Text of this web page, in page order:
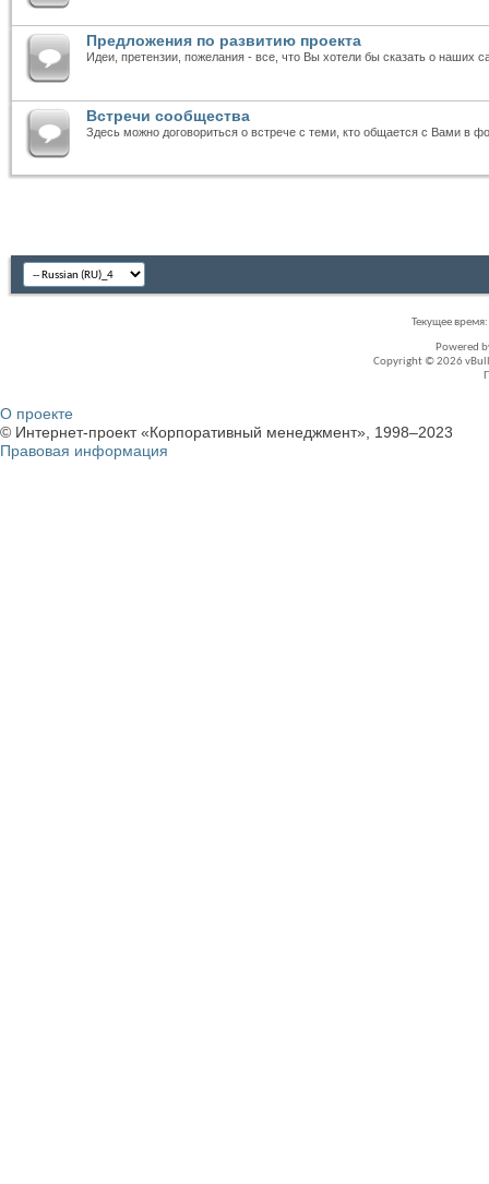
Предложения по развитию проекта
Идеи, претензии, пожелания - все, что Вы хотели бы сказать о наших
Встречи сообщества
Здесь можно договориться о встрече с теми, кто общается с Вами в
Текущее время:
Powered
Copyright © 2026
О проекте
© Интернет-проект «Корпоративный менеджмент», 1998–2023
Правовая информация